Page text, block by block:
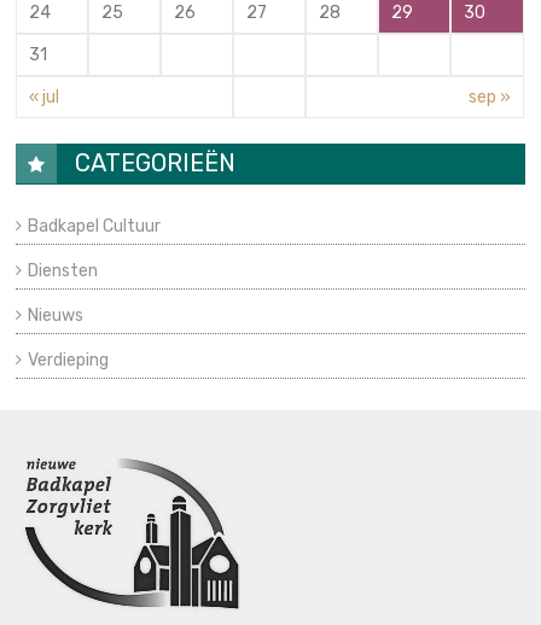
24 25 26 27 28 29 30
31
« jul sep »
CATEGORIEËN
Badkapel Cultuur
Diensten
Nieuws
Verdieping